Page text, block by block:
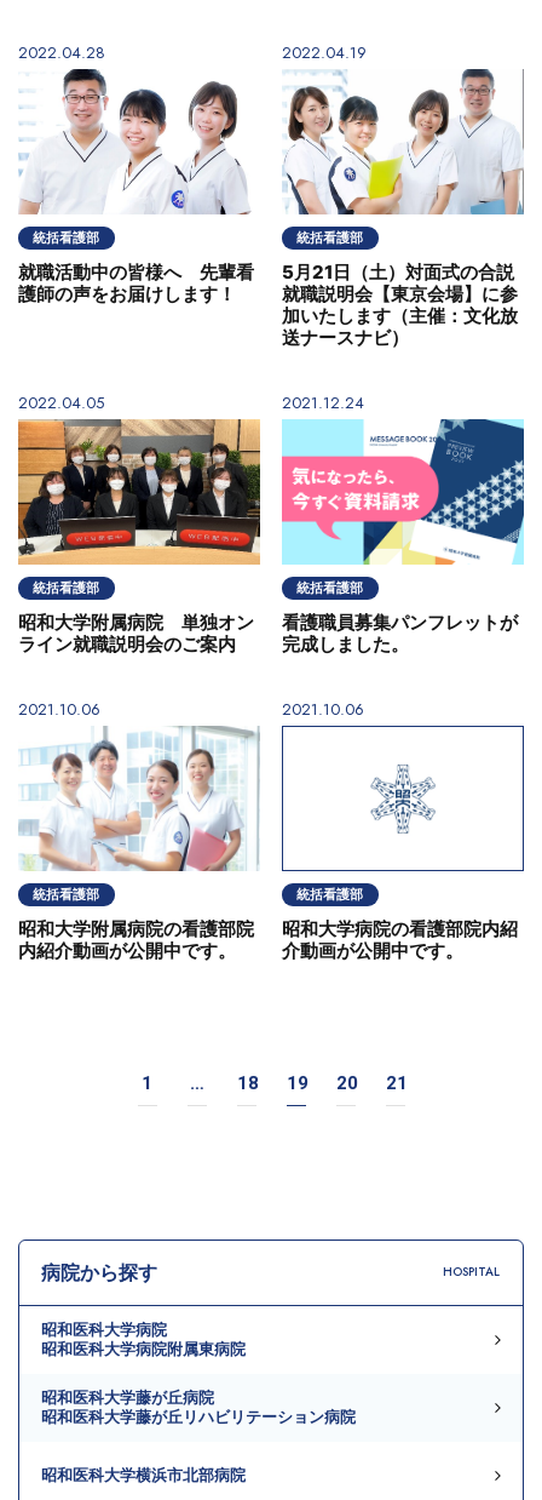
2022.04.28
統括看護部
就職活動中の皆様へ 先輩看
護師の声をお届けします！
2022.04.19
統括看護部
5月21日（土）対面式の合説
就職説明会【東京会場】に参
加いたします（主催：文化放
送ナースナビ）
2022.04.05
統括看護部
昭和大学附属病院 単独オン
ライン就職説明会のご案内
2021.12.24
統括看護部
看護職員募集パンフレットが
完成しました。
2021.10.06
統括看護部
昭和大学附属病院の看護部院
内紹介動画が公開中です。
2021.10.06
統括看護部
昭和大学病院の看護部院内紹
介動画が公開中です。
1 … 18 19 20 21
病院から探す HOSPITAL
昭和医科大学病院
昭和医科大学病院附属東病院
昭和医科大学藤が丘病院
昭和医科大学藤が丘リハビリテーション病院
昭和医科大学横浜市北部病院